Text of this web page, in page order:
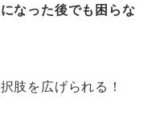
なった後でも困らな
肢を広げられる！